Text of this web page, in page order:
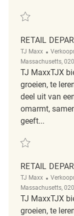
Redden Retail
RETAIL
TJ Maxx
Massachusetts,
TJ MaxxTJX
groeien, te
deel uit van
omarmt,
geeft...
Redden Retail
RETAIL
TJ Maxx
Massachusetts,
TJ MaxxTJX
groeien, te